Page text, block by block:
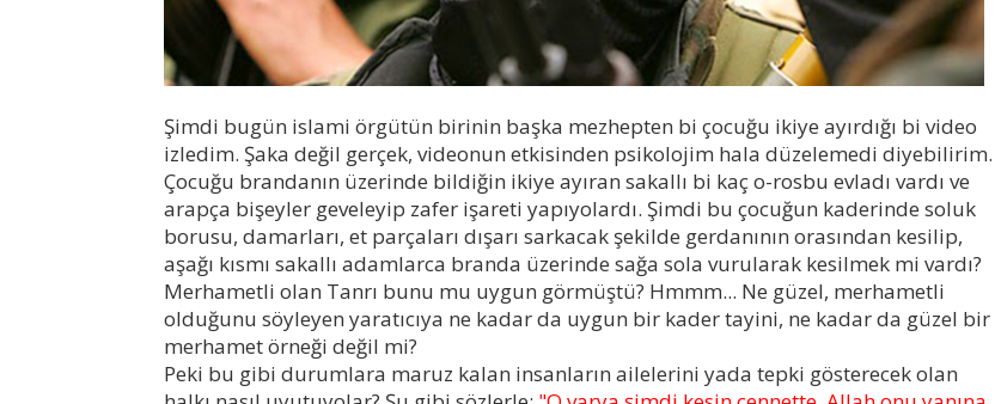
Şimdi bugün islami örgütün birinin başka mezhepten bi çocuğu ikiye ayırdığı bi video
izledim. Şaka değil gerçek, videonun etkisinden psikolojim hala düzelemedi diyebilirim.
Çocuğu brandanın üzerinde bildiğin ikiye ayıran sakallı bi kaç o-rosbu evladı vardı ve
arapça bişeyler geveleyip zafer işareti yapıyolardı. Şimdi bu çocuğun kaderinde soluk
borusu, damarları, et parçaları dışarı sarkacak şekilde gerdanının orasından kesilip,
aşağı kısmı sakallı adamlarca branda üzerinde sağa sola vurularak kesilmek mi vardı?
Merhametli olan Tanrı bunu mu uygun görmüştü? Hmmm... Ne güzel, merhametli
olduğunu söyleyen yaratıcıya ne kadar da uygun bir kader tayini, ne kadar da güzel bir
merhamet örneği değil mi?
Peki bu gibi durumlara maruz kalan insanların ailelerini yada tepki gösterecek olan